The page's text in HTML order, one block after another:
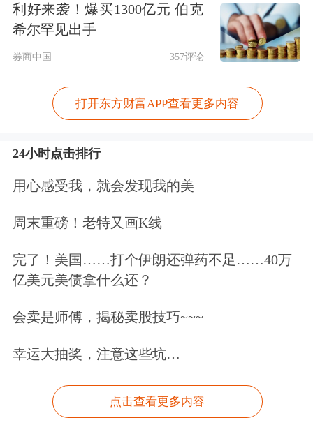
比少增8512亿元；对实体经济发放的外
币贷款折合人民币减少946亿元，同比
元，同比多减417亿元；信托贷款增加
的银行承兑汇票增加3011亿元，同比多
增4487亿元；企业债券净融资1.57万亿
元，同比少151亿元；政府债券净融资
融企业境内股票融资3168亿元，同比多
三、广义货币增长8.4%
9月末，广义货币(M2)余额335.38万亿
元，同比增长8.4%。狭义货币(M1)余额
利好来袭！爆买1300亿元 伯克
希尔罕见出手
券商中国 357评论
打开东方财富APP查看更多内容
24小时点击排行
用心感受我，就会发现我的美
周末重磅！老特又画K线
完了！美国……打个伊朗还弹药不足……40万
亿美元美债拿什么还？
会卖是师傅，揭秘卖股技巧~~~
幸运大抽奖，注意这些坑…
点击查看更多内容